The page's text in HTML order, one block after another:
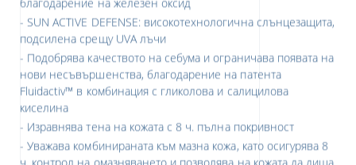
SUN ACTIVE DEFENSE: високотехнологична слънцезащита,
подсилена срещу UVA лъчи
Подобрява качеството на себума и ограничава появата на
нови несъвършенства, благодарение на патента
Fluidactiv™ в комбинация с гликолова и салицилова
Изравнява тена на кожата с 8 ч. пълна покривност
Уважава комбинираната към мазна кожа, като осигурява 8
ч. контрол на омазняването и позволява на кожата да диша